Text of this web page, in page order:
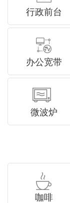
行政前台
办公宽带
微波炉
咖啡